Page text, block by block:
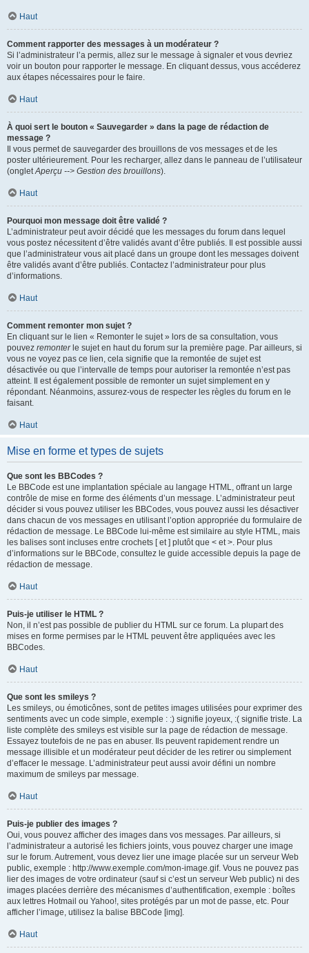
Haut
Comment rapporter des messages à un modérateur ?
Si l’administrateur l’a permis, allez sur le message à signaler et vous devriez
voir un bouton pour rapporter le message. En cliquant dessus, vous accéderez
aux étapes nécessaires pour le faire.
Haut
À quoi sert le bouton « Sauvegarder » dans la page de rédaction de
message ?
Il vous permet de sauvegarder des brouillons de vos messages et de les
poster ultérieurement. Pour les recharger, allez dans le panneau de l’utilisateur
(ongletAperçu --> Gestion des brouillons).
Haut
Pourquoi mon message doit être validé ?
L’administrateur peut avoir décidé que les messages du forum dans lequel
vous postez nécessitent d’être validés avant d’être publiés. Il est possible aussi
que l’administrateur vous ait placé dans un groupe dont les messages doivent
être validés avant d’être publiés. Contactez l’administrateur pour plus
d’informations.
Haut
Comment remonter mon sujet ?
En cliquant sur le lien « Remonter le sujet » lors de sa consultation, vous
pouvez remonterle sujet en haut du forum sur la première page. Par ailleurs, si
vous ne voyez pas ce lien, cela signifie que la remontée de sujet est
désactivée ou que l’intervalle de temps pour autoriser la remontée n’est pas
atteint. Il est également possible de remonter un sujet simplement en y
répondant. Néanmoins, assurez-vous de respecter les règles du forum en le
faisant.
Haut
Mise en forme et types de sujets
Que sont les BBCodes ?
Le BBCode est une implantation spéciale au langage HTML, offrant un large
contrôle de mise en forme des éléments d’un message. L’administrateur peut
décider si vous pouvez utiliser les BBCodes, vous pouvez aussi les désactiver
dans chacun de vos messages en utilisant l’option appropriée du formulaire de
rédaction de message. Le BBCode lui-même est similaire au style HTML, mais
les balises sont incluses entre crochets [ et ] plutôt que < et >. Pour plus
d’informations sur le BBCode, consultez le guide accessible depuis la page de
rédaction de message.
Haut
Puis-je utiliser le HTML ?
Non, il n’est pas possible de publier du HTML sur ce forum. La plupart des
mises en forme permises par le HTML peuvent être appliquées avec les
BBCodes.
Haut
Que sont les smileys ?
Les smileys, ou émoticônes, sont de petites images utilisées pour exprimer des
sentiments avec un code simple, exemple : :) signifie joyeux, :( signifie triste. La
liste complète des smileys est visible sur la page de rédaction de message.
Essayez toutefois de ne pas en abuser. Ils peuvent rapidement rendre un
message illisible et un modérateur peut décider de les retirer ou simplement
d’effacer le message. L’administrateur peut aussi avoir défini un nombre
maximum de smileys par message.
Haut
Puis-je publier des images ?
Oui, vous pouvez afficher des images dans vos messages. Par ailleurs, si
l’administrateur a autorisé les fichiers joints, vous pouvez charger une image
sur le forum. Autrement, vous devez lier une image placée sur un serveur Web
public, exemple : http://www.exemple.com/mon-image.gif. Vous ne pouvez pas
lier des images de votre ordinateur (sauf si c’est un serveur Web public) ni des
images placées derrière des mécanismes d’authentification, exemple : boîtes
aux lettres Hotmail ou Yahoo!, sites protégés par un mot de passe, etc. Pour
afficher l’image, utilisez la balise BBCode [img].
Haut